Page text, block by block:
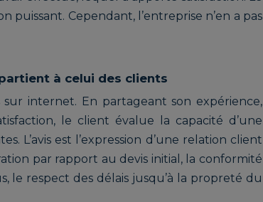
Cependant, l’entreprise n’en a pas
à celui des clients
sur internet. En partageant son expérience,
le client évalue la capacité d’une
L’avis est l’expression d’une relation client
par rapport au devis initial, la conformité
le respect des délais jusqu’à la propreté du